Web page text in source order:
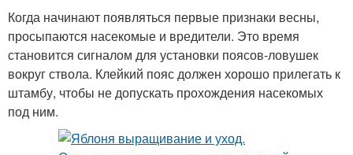
Когда начинают появляться первые признаки весны,
просыпаются насекомые и вредители. Это время
становится сигналом для установки поясов-ловушек
вокруг ствола. Клейкий пояс должен хорошо прилегать к
штамбу, чтобы не допускать прохождения насекомых
под ним.